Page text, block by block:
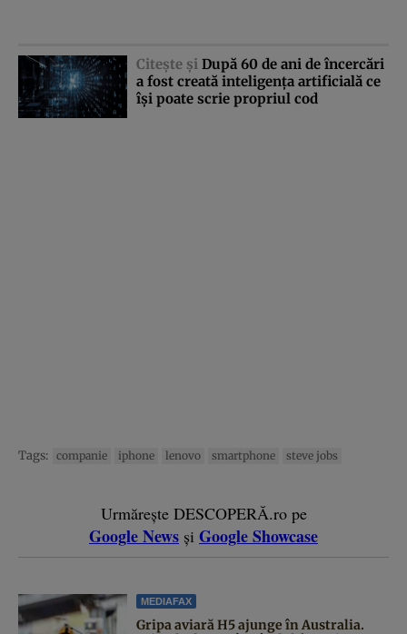
Citeşte şi După 60 de ani de încercări
a fost creată inteligenţa artificială ce
îşi poate scrie propriul cod
Tags: companie iphone lenovo smartphone steve jobs
Urmărește DESCOPERĂ.ro pe
Google News și Google Showcase
MEDIAFAX
Gripa aviară H5 ajunge în Australia.